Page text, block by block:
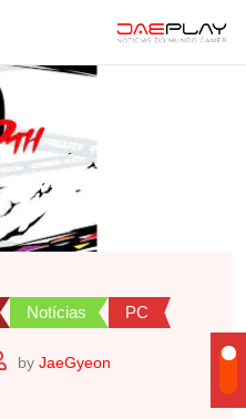
Notícias PC
by JaeGyeon